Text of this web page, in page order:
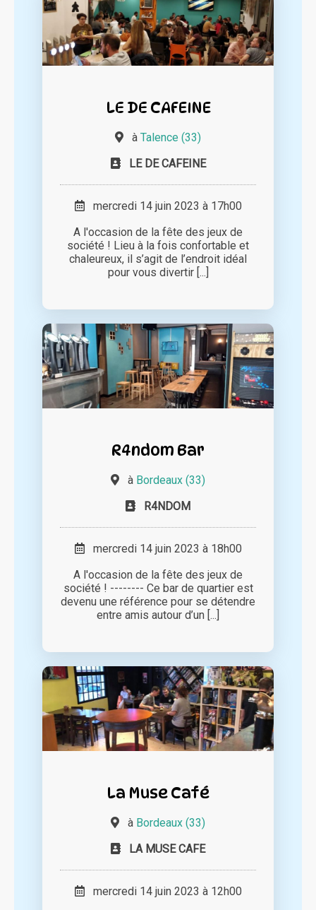
LE DE CAFEINE
à Talence (33)
LE DE CAFEINE
mercredi 14 juin 2023 à 17h00
A l'occasion de la fête des jeux de
société ! Lieu à la fois confortable et
chaleureux, il s’agit de l’endroit idéal
pour vous divertir [...]
R4ndom Bar
à Bordeaux (33)
R4NDOM
mercredi 14 juin 2023 à 18h00
A l'occasion de la fête des jeux de
société ! -------- Ce bar de quartier est
devenu une référence pour se détendre
entre amis autour d’un [...]
La Muse Café
à Bordeaux (33)
LA MUSE CAFE
mercredi 14 juin 2023 à 12h00